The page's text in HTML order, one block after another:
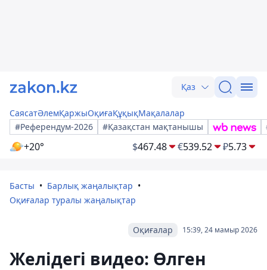
Қаз
СаясатӘлемҚаржыОқиғаҚұқықМақалалар
#Референдум-2026
#Қазақстан мақтанышы
+20° $467.48 €539.52 ₽5.73
Басты
Барлық жаңалықтар
Оқиғалар туралы жаңалықтар
15:39, 24 мамыр 2026
Оқиғалар
Желідегі видео: Өлген